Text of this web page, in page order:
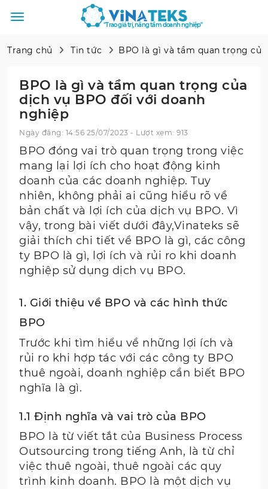
"Trao giá trị, nâng tầm doanh nghiệp"
Trang chủ Tin tức BPO là gì và tầm quan trọng
BPO là gì và tầm quan trọng của
dịch vụ BPO đối với doanh
nghiệp
Ngày đăng: 14:56 25/07/2023 - Lượt xem: 913
BPO đóng vai trò quan trọng trong việc
mang lại lợi ích cho hoạt động kinh
doanh của các doanh nghiệp. Tuy
nhiên, không phải ai cũng hiểu rõ về
bản chất và lợi ích của dịch vụ BPO. Vì
vậy, trong bài viết dưới đây,Vinateks sẽ
giải thích chi tiết về BPO là gì, các công
ty BPO là gì, lợi ích và rủi ro khi doanh
nghiệp sử dụng dịch vụ BPO.
1. Giới thiệu về BPO và các hình thức
BPO
Trước khi tìm hiểu về những lợi ích và
rủi ro khi hợp tác với các công ty BPO
thuê ngoài, doanh nghiệp cần biết BPO
nghĩa là gì.
1.1 Định nghĩa và vai trò của BPO
BPO là từ viết tắt của Business Process
Outsourcing trong tiếng Anh, là từ chỉ
việc thuê ngoài, thuê ngoài các quy
trình kinh doanh. BPO là một dịch vụ